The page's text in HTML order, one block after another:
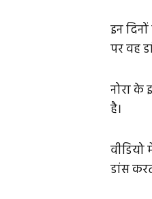
इन
पर वह
नोरा के
है।
डांस